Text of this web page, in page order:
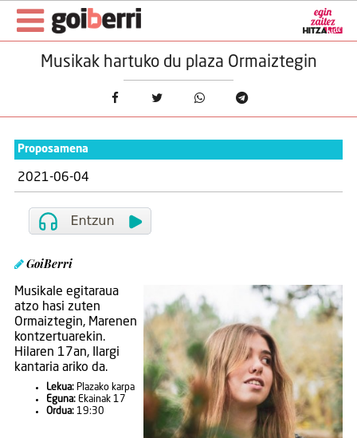
Musikak hartuko du plaza Ormaiztegin
Proposamena
2021-06-04
GoiBerri
Musikale egitaraua
atzo hasi zuten
Ormaiztegin, Marenen
kontzertuarekin.
Hilaren 17an, Ilargi
kantaria ariko da.
Lekua:Plazako karpa
Eguna:Ekainak 17
Ordua:19:30